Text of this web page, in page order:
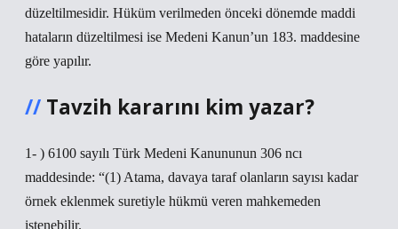
düzeltilmesidir. Hüküm verilmeden önceki dönemde maddi
hataların düzeltilmesi ise Medeni Kanun’un 183. maddesine
göre yapılır.
Tavzih kararını kim yazar?
1- ) 6100 sayılı Türk Medeni Kanununun 306 ncı
maddesinde: “(1) Atama, davaya taraf olanların sayısı kadar
örnek eklenmek suretiyle hükmü veren mahkemeden
istenebilir.